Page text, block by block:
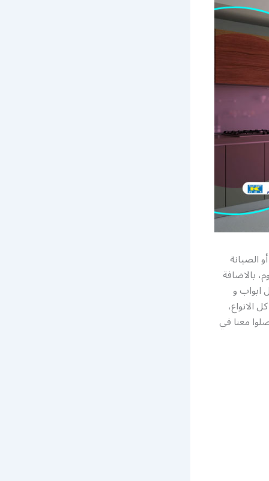
الصيانة
بالاضافة
ابواب و
معنا في